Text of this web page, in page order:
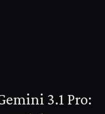
3.1 Pro: